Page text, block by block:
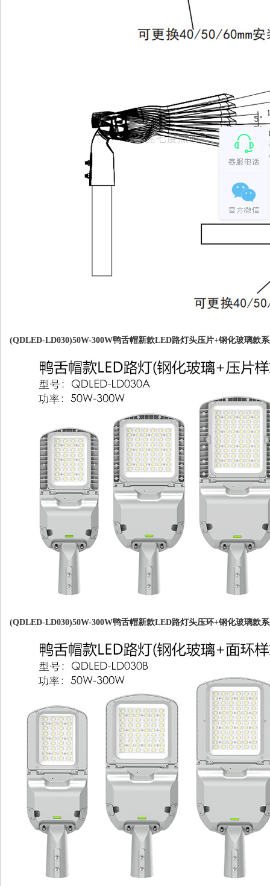
(QDLED-LD030)50W-300W鸭舌帽新款LED路灯头压片+钢化玻璃款系列
(QDLED-LD030)50W-300W鸭舌帽新款LED路灯头压环+钢化玻璃款系列